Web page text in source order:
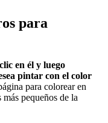
para
en él y luego
pintar con el color
para colorear en
pequeños de la